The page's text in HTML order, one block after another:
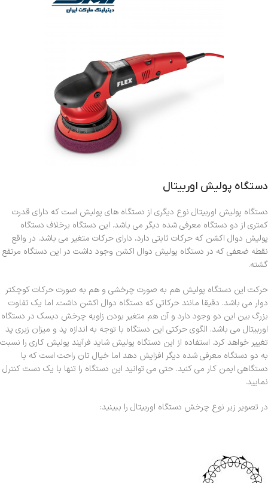
دستگاه پولیش اوربیتال
دستگاه پولیش اوربیتال نوع دیگری از دستگاه های پولیش است که دارای قدرت
کمتری از دو دستگاه معرفی شده دیگر می باشد. این دستگاه برخلاف دستگاه
پولیش دوال اکشن که حرکات ثابتی دارد، دارای حرکات متغیر می باشد. در واقع
نقطه ضعفی که در دستگاه پولیش دوال اکشن وجود داشت در این دستگاه مرتفع
گشته.
حرکت این دستگاه پولیش هم به صورت چرخشی و هم به صورت حرکات کوچکتر
دوار می باشد. دقیقا مانند حرکاتی که دستگاه دوال اکشن داشت. اما یک تفاوت
بزرگ بین این دو وجود دارد و آن هم متغیر بودن زاویه چرخش دیسک در دستگاه
اوربیتال می باشد. الگوی حرکتی این دستگاه با توجه به اندازه پد و میزان زبری پد
تغییر خواهد کرد. استفاده از این دستگاه پولیش شاید فرآیند پولیش کاری را نسبت
به دو دستگاه معرفی شده دیگر افزایش دهد اما خیال تان راحت است که با
دستگاهی ایمن کار می کنید. حتی می توانید این دستگاه را تنها با یک دست کنترل
نمایید.
در تصویر زیر نوع چرخش دستگاه اوربیتال را ببینید: